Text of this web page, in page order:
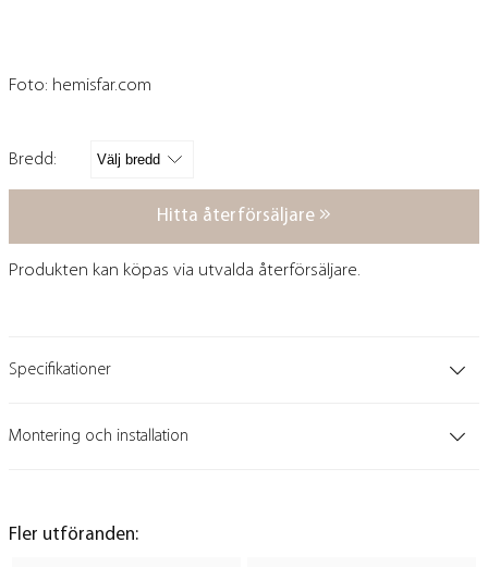
Foto: hemisfar.com
Bredd:
Hitta återförsäljare
Produkten kan köpas via utvalda återförsäljare.
Specifikationer
Montering och installation
Fler utföranden: